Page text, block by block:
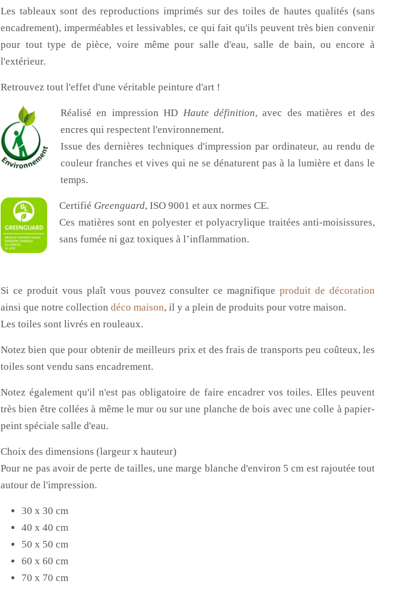
Les tableaux sont des reproductions imprimés sur des toiles de hautes qualités (sans
encadrement), imperméables et lessivables, ce qui fait qu'ils peuvent très bien convenir
pour tout type de pièce, voire même pour salle d'eau, salle de bain, ou encore à
l'extérieur.
Retrouvez tout l'effet d'une véritable peinture d'art !
Réalisé en impression HD Haute définition, avec des matières et des
encres qui respectent l'environnement.
Issue des dernières techniques d'impression par ordinateur, au rendu de
couleur franches et vives qui ne se dénaturent pas à la lumière et dans le
temps.
Certifié Greenguard, ISO 9001 et aux normes CE.
Ces matières sont en polyester et polyacrylique traitées anti-moisissures,
sans fumée ni gaz toxiques à l’inflammation.
Si ce produit vous plaît vous pouvez consulter ce magnifiqueproduit de décoration
ainsi que notre collection déco maison, il y a plein de produits pour votre maison.
Les toiles sont livrés en rouleaux.
Notez bien que pour obtenir de meilleurs prix et des frais de transports peu coûteux, les
toiles sont vendu sans encadrement.
Notez également qu'il n'est pas obligatoire de faire encadrer vos toiles. Elles peuvent
très bien être collées à même le mur ou sur une planche de bois avec une colle à papier-
peint spéciale salle d'eau.
Choix des dimensions (largeur x hauteur)
Pour ne pas avoir de perte de tailles, une marge blanche d'environ 5 cm est rajoutée tout
autour de l'impression.
30 x 30 cm
40 x 40 cm
50 x 50 cm
60 x 60 cm
70 x 70 cm